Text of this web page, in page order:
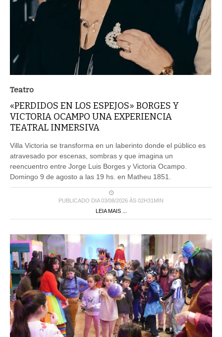
Teatro
«PERDIDOS EN LOS ESPEJOS» BORGES Y
VICTORIA OCAMPO UNA EXPERIENCIA
TEATRAL INMERSIVA
Villa Victoria se transforma en un laberinto donde el público es
atravesado por escenas, sombras y que imagina un
reencuentro entre Jorge Luis Borges y Victoria Ocampo.
Domingo 9 de agosto a las 19 hs. en Matheu 1851.
PUBLICADO DIA 03/08/2026 ÀS 02H31MIN
LEIA MAIS ...